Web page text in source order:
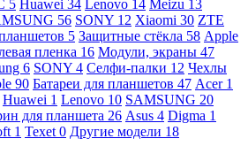
5 Huawei 34 Lenovo 14 Meizu 13
56 SONY 12 Xiaomi 30 ZTE
5 Защитные стёкла 58 Apple
пленка 16 Модули, экраны 47
6 SONY 4 Селфи-палки 12 Чехлы
90 Батареи для планшетов 47 Acer 1
Huawei 1 Lenovo 10 SAMSUNG 20
для планшета 26 Asus 4 Digma 1
1 Texet 0 Другие модели 18